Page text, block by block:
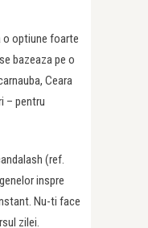
o optiune foarte
bazeaza pe o
Ceara
– pentru
(ref.
inspre
Nu-ti face
zilei.